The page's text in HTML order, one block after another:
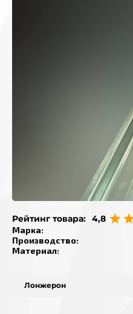
Рейтинг товара: 4,8
Марка:
Производство:
Материал:
Лонжерон